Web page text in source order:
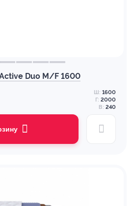
Duo M/F 1600
Ш: 1600
Г: 2000
В: 240